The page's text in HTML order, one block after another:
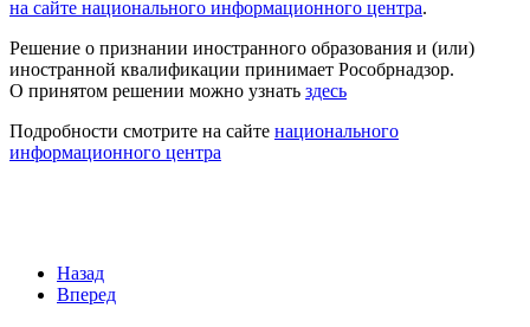
на сайте национального информационного центра.
Решение о признании иностранного образования и (или)
иностранной квалификации принимает Рособрнадзор.
О принятом решении можно узнать здесь
Подробности смотрите на сайте национального
информационного центра
Назад
Вперед